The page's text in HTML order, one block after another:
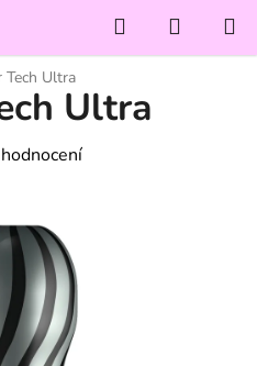
Hledat
KOŠÍK
Tech Ultra
Ultra